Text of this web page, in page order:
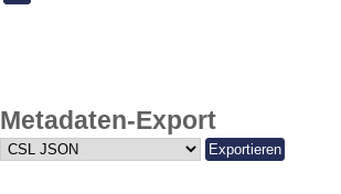
Metadaten-Export